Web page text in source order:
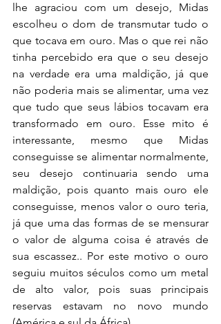
lhe agraciou com um desejo, Midas
escolheu o dom de transmutar tudo o
que tocava em ouro. Mas o que rei não
tinha percebido era que o seu desejo
na verdade era uma maldição, já que
não poderia mais se alimentar, uma vez
que tudo que seus lábios tocavam era
transformado em ouro. Esse mito é
interessante, mesmo que Midas
conseguisse se alimentar normalmente,
seu desejo continuaria sendo uma
maldição, pois quanto mais ouro ele
conseguisse, menos valor o ouro teria,
já que uma das formas de se mensurar
o valor de alguma coisa é através de
sua escassez.. Por este motivo o ouro
seguiu muitos séculos como um metal
de alto valor, pois suas principais
reservas estavam no novo mundo